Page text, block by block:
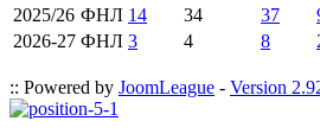
2025/26 ФНЛ 14 34 37
2026-27 ФНЛ 3 4 8
:: Powered by JoomLeague - Version